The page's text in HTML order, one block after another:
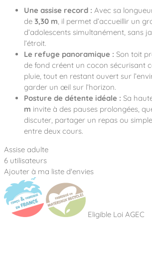
Nos matériaux
Nos fonctions ludiques &
Nos sols amortissants
Catalogues
Une assise record : Avec sa
de 3,30 m , il permet d’accueillir un
d’adolescents simultanément, sans
l’étroit.
Le refuge panoramique : Son toit
de fond créent un cocon sécurisant
pluie, tout en restant ouvert sur
garder un œil sur l’horizon.
Posture de détente idéale : Sa
m invite à des pauses prolongées,
discuter, partager un repas ou
entre deux cours.
Assise adulte
6 utilisateurs
Ajouter à ma liste d'envies
Eligible Loi AGEC